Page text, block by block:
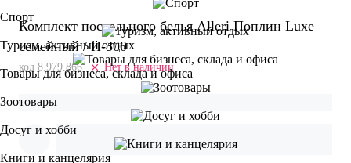
Спорт
Туризм, активный отдых
Товары для бизнеса, склада и офиса
Зоотовары
Досуг и хобби
Книги и канцелярия
Комплект постельного белья Alleri Поплин Luxe
семейный / П-300
код 8.979.866 Нет в наличии